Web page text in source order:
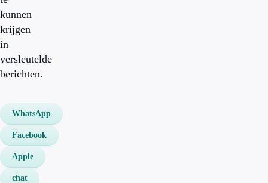
kunnen
krijgen
in
versleutelde
berichten.
WhatsApp
Facebook
Apple
chat